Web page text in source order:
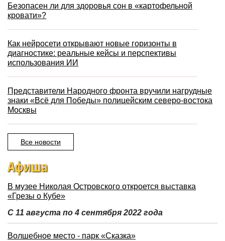
Безопасен ли для здоровья сон в «картофельной
кровати»?
Как нейросети открывают новые горизонты в
диагностике: реальные кейсы и перспективы
использования ИИ
Представители Народного фронта вручили нагрудные
знаки «Всё для Победы» полицейским северо-востока
Москвы
Все новости
Афиша
В музее Николая Островского откроется выставка
«Грезы о Кубе»
С 11 августа по 4 сентября 2022 года
Волшебное место - парк «Сказка»